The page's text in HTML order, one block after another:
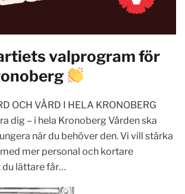
valprogram för
OCH VÅRD I HELA KRONOBERG
dig – i hela Kronoberg Vården ska
när du behöver den. Vi vill stärka
mer personal och kortare
du lättare får…